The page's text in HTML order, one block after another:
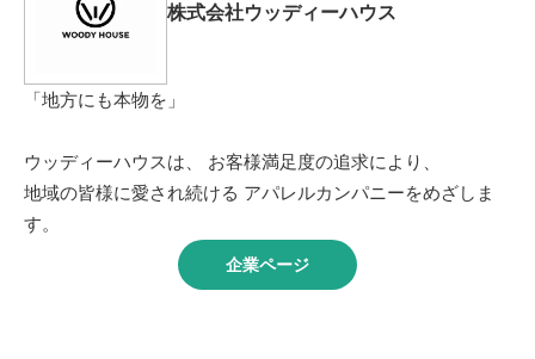
株式会社ウッディーハウス
「地方にも本物を」
ウッディーハウスは、 お客様満足度の追求により、
地域の皆様に愛され続ける アパレルカンパニーをめざしま
す。
企業ページ